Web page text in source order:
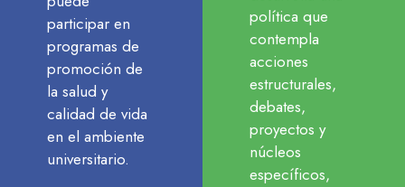
participar en
programas de
promoción de
la salud y
calidad de vida
en el ambiente
universitario.
política que
contempla
acciones
estructurales,
debates,
proyectos y
núcleos
específicos,